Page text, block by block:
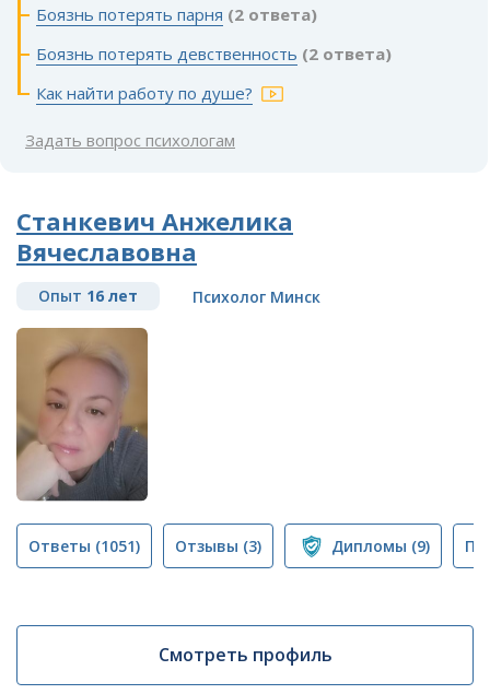
Боязнь потерять парня (2 ответа)
Боязнь потерять девственность (2 ответа)
Как найти работу по душе?
Задать вопрос психологам
Станкевич Анжелика
Вячеславовна
Опыт 16 лет Психолог Минск
Ответы (1051) Отзывы (3) Дипломы (9)
Смотреть профиль